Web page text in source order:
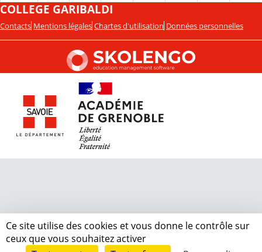
COLLEGE GARIBALDI
Contacts Mentions légales Chartes d'utilisation Données personnelles
Ce site utilise des cookies et vous donne le contrôle sur
ceux que vous souhaitez activer